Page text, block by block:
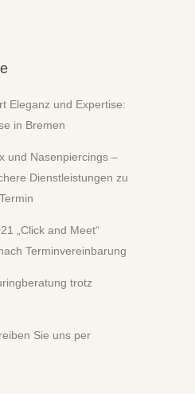
Eleganz und Expertise:
in Bremen
und Nasenpiercings –
Dienstleistungen zu
„Click and Meet“
Terminvereinbarung
trotz
Sie uns per